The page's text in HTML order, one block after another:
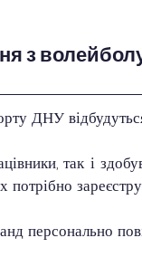
з
ДНУ
так і
потрібно
персонально